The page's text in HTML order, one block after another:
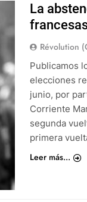
La
Révolution
Publicamos
elecciones
junio, por
Corriente
segunda
primera
Leer más...